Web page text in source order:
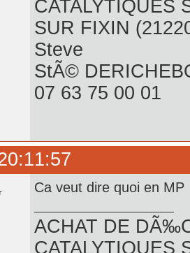
CATALYTIQUES
SUR FIXIN
Steve
StÃ©
07 63 75 00 01
Ca veut dire quoi en MP
ACHAT DE
CATALYTIQUES